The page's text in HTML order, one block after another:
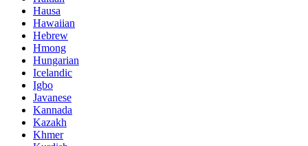
Hausa
Hawaiian
Hebrew
Hmong
Hungarian
Icelandic
Igbo
Javanese
Kannada
Kazakh
Khmer